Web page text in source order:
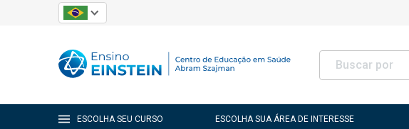
ESCOLHA SEU CURSO ESCOLHA SUA ÁREA DE INTERESSE